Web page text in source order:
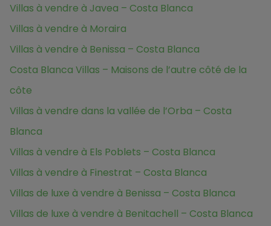
Villas à vendre à Javea – Costa Blanca
Villas à vendre à Moraira
Villas à vendre à Benissa – Costa Blanca
Costa Blanca Villas – Maisons de l’autre côté de la
côte
Villas à vendre dans la vallée de l’Orba – Costa
Blanca
Villas à vendre à Els Poblets – Costa Blanca
Villas à vendre à Finestrat – Costa Blanca
Villas de luxe à vendre à Benissa – Costa Blanca
Villas de luxe à vendre à Benitachell – Costa Blanca